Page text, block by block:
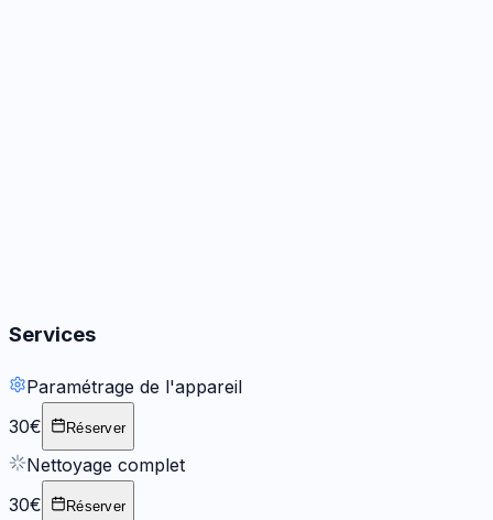
Services
Paramétrage de l'appareil
30€
Réserver
Nettoyage complet
30€
Réserver